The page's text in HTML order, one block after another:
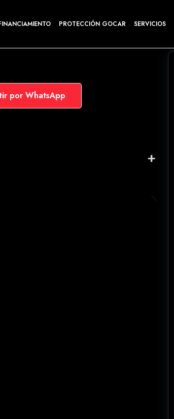
PROTECCIÓN GOCAR SERVICIOS
por WhatsApp